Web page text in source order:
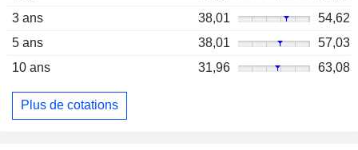
3 ans
38,01
54,62
5 ans
38,01
57,03
10 ans
31,96 63,08
Plus de cotations